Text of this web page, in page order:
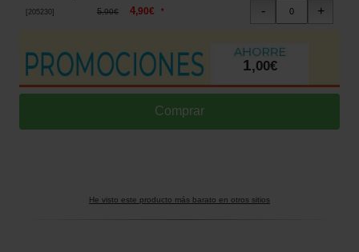
205230] 5,90€ 4,90€ *
1,00€
He visto este producto más barato en otros sitios